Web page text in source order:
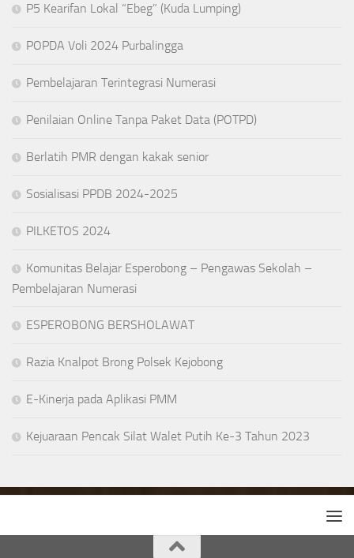
P5 Kearifan Lokal “Ebeg” (Kuda Lumping)
POPDA Voli 2024 Purbalingga
Pembelajaran Terintegrasi Numerasi
Penilaian Online Tanpa Paket Data (POTPD)
Berlatih PMR dengan kakak senior
Sosialisasi PPDB 2024-2025
PILKETOS 2024
Komunitas Belajar Esperobong – Pengawas Sekolah –
Pembelajaran Numerasi
ESPEROBONG BERSHOLAWAT
Razia Knalpot Brong Polsek Kejobong
E-Kinerja pada Aplikasi PMM
Kejuaraan Pencak Silat Walet Putih Ke-3 Tahun 2023